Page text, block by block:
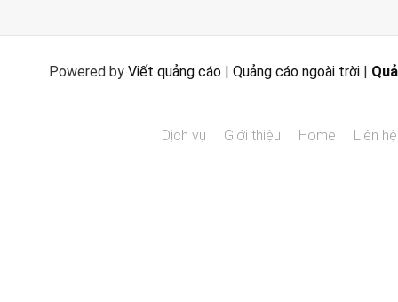
Powered by Viết quảng cáo Quảng cáo ngoài trời
Dịch vụ Giới thiệu Home Liên hệ